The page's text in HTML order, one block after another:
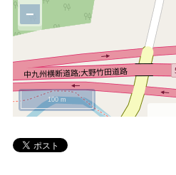
−
100 m